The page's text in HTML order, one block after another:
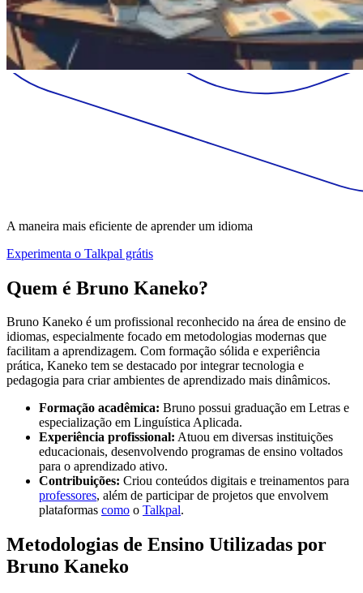
A maneira mais eficiente de aprender um idioma
Experimenta o Talkpal grátis
Quem é Bruno Kaneko?
Bruno Kaneko é um profissional reconhecido na área de ensino de
idiomas, especialmente focado em metodologias modernas que
facilitam a aprendizagem. Com formação sólida e experiência
prática, Kaneko tem se destacado por integrar tecnologia e
pedagogia para criar ambientes de aprendizado mais dinâmicos.
Formação acadêmica: Bruno possui graduação em Letras e
especialização em Linguística Aplicada.
Experiência profissional: Atuou em diversas instituições
educacionais, desenvolvendo programas de ensino voltados
para o aprendizado ativo.
Contribuições: Criou conteúdos digitais e treinamentos para
professores, além de participar de projetos que envolvem
plataformas como o Talkpal.
Metodologias de Ensino Utilizadas por
Bruno Kaneko